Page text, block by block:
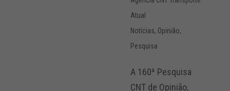
Atual
Notícias, Opinião,
Pesquisa
A 160ª Pesquisa
CNT de Opinião,